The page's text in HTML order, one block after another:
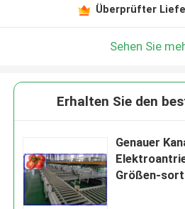
Überprüfter
Sehen Sie
Erhalten Sie den
Genauer
Größen-